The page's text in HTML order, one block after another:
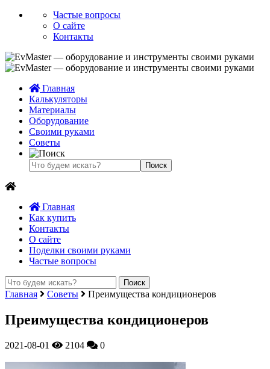
Частые вопросы
О сайте
Контакты
Главная
Калькуляторы
Материалы
Оборудование
Своими руками
Советы
Главная
Как купить
Контакты
О сайте
Поделки своими руками
Частые вопросы
Главная Советы Преимущества кондиционеров
Преимущества кондиционеров
2021-08-01 2104 0